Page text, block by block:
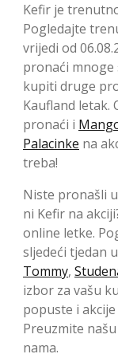
Kefir je
Pogledajte
vrijedi od
pronaći mnoge
kupiti druge
Kaufland letak.
pronaći i
Palacinke na
treba!
Niste pronašli
ni Kefir na
online letke.
sljedeći tjedan
Tommy,
izbor za vašu
popuste i
Preuzmite našu
nama.